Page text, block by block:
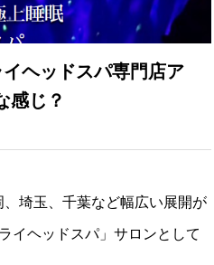
ヘッドスパ専門店ア
感じ？
埼玉、千葉など幅広い展開が
イヘッドスパ」サロンとして